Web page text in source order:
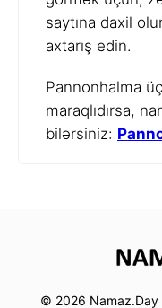
saytına daxil
axtarış edin.
Pannonhalma
maraqlıdırsa,
bilərsiniz:
© 2026 Namaz.Day